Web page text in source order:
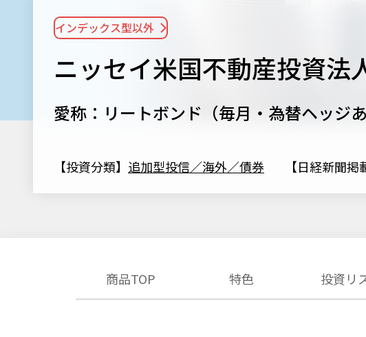
ニッセイ米国不動産投資
愛称：リートボンド（毎月・為替ヘッジあ
インデックス型以外
【投資分類】 追加型投信／海外／債券 【日経新聞
商品TOP 特色 投資リ